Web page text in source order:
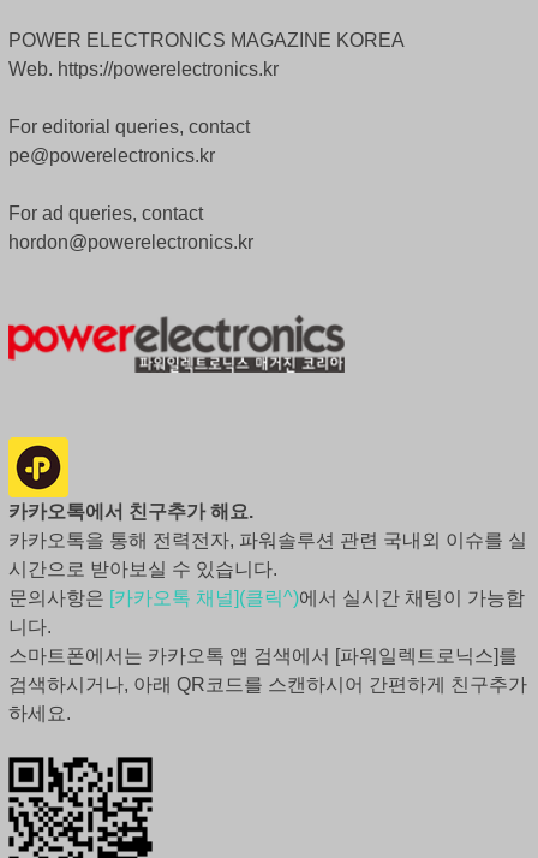
POWER ELECTRONICS MAGAZINE KOREA
Web. https://powerelectronics.kr
For editorial queries, contact
pe@powerelectronics.kr
For ad queries, contact
hordon@powerelectronics.kr
카카오톡에서 친구추가 해요.
카카오톡을 통해 전력전자, 파워솔루션 관련 국내외 이슈를 실
시간으로 받아보실 수 있습니다.
문의사항은 [카카오톡 채널](클릭^)에서 실시간 채팅이 가능합
니다.
스마트폰에서는 카카오톡 앱 검색에서 [파워일렉트로닉스]를
검색하시거나, 아래 QR코드를 스캔하시어 간편하게 친구추가
하세요.